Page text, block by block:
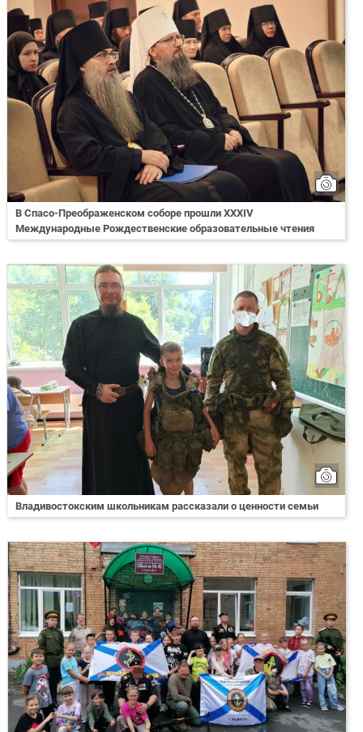
В Спасо-Преображенском соборе прошли XXXIV
Международные Рождественские образовательные чтения
Владивостокским школьникам рассказали о ценности семьи